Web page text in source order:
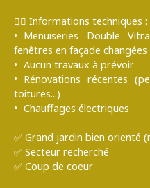
✍🏻 Informations techniques :
Menuiseries Double
fenêtres en façade changées
Aucun travaux à prévoir
Rénovations récentes
toitures...)
Chauffages électriques
✅ Grand jardin bien orienté
✅ Secteur recherché
✅ Coup de coeur